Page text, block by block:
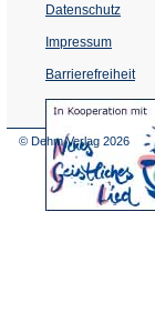
Datenschutz
Impressum
Barrierefreiheit
© Dehm Verlag 2026